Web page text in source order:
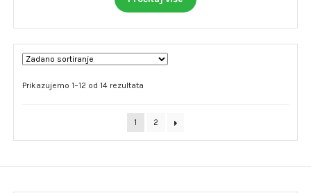
Prikazujemo 1–12 od 14 rezultata
1 2